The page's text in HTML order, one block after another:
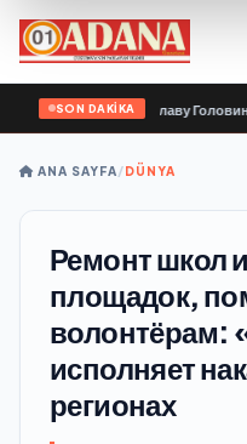
SON DAKİKA
передали Владиславу Головину
ANA SAYFA/DÜNYA
Ремонт школ
площадок,
волонтёрам:
исполняет
регионах